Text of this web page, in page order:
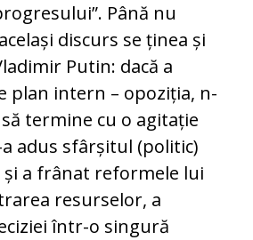
Până nu
discurs se ținea și
Putin: dacă a
plan intern – opoziția, n-
termine cu o agitație
adus sfârșitul (politic)
și a frânat reformele lui
resurselor, a
într-o singură